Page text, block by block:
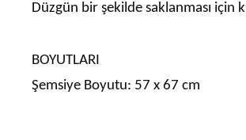
Düzgün bir şekilde saklanması için
BOYUTLARI
Şemsiye Boyutu: 57 x 67 cm